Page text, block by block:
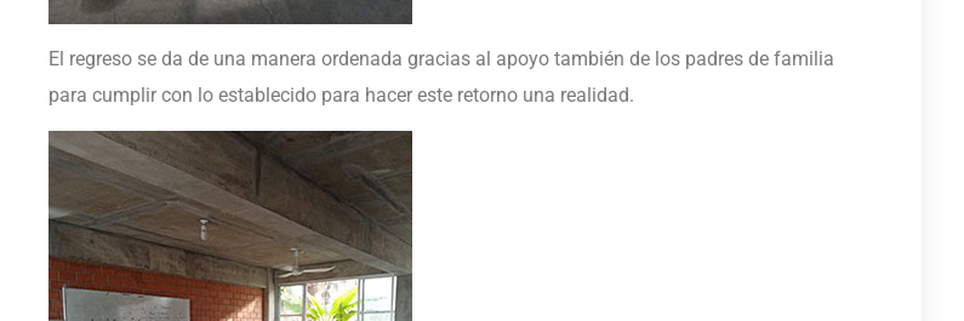
El regreso se da de una manera ordenada gracias al apoyo también de los padres de familia
para cumplir con lo establecido para hacer este retorno una realidad.